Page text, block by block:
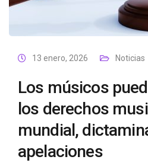
13 enero, 2026 Noticias
Los músicos
los derechos
mundial,
apelaciones